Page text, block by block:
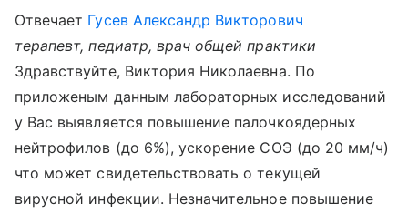
Отвечает Гусев Александр Викторович
терапевт, педиатр, врач общей практики
Здравствуйте, Виктория Николаевна. По
приложеным данным лабораторных исследований
у Вас выявляется повышение палочкоядерных
нейтрофилов (до 6%), ускорение СОЭ (до 20 мм/ч)
что может свидетельствовать о текущей
вирусной инфекции. Незначительное повышение